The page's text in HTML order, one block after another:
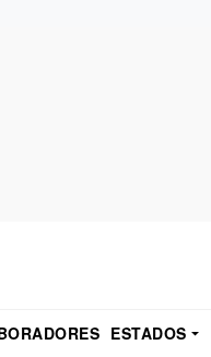
ESTADOS